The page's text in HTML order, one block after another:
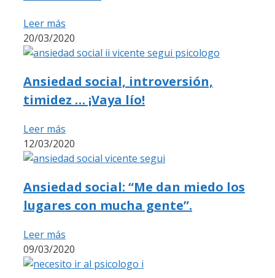
Leer más
20/03/2020
Ansiedad social, introversión,
timidez … ¡Vaya lío!
Leer más
12/03/2020
Ansiedad social: “Me dan miedo los
lugares con mucha gente”.
Leer más
09/03/2020